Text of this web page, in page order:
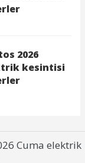
Cuma elektrik